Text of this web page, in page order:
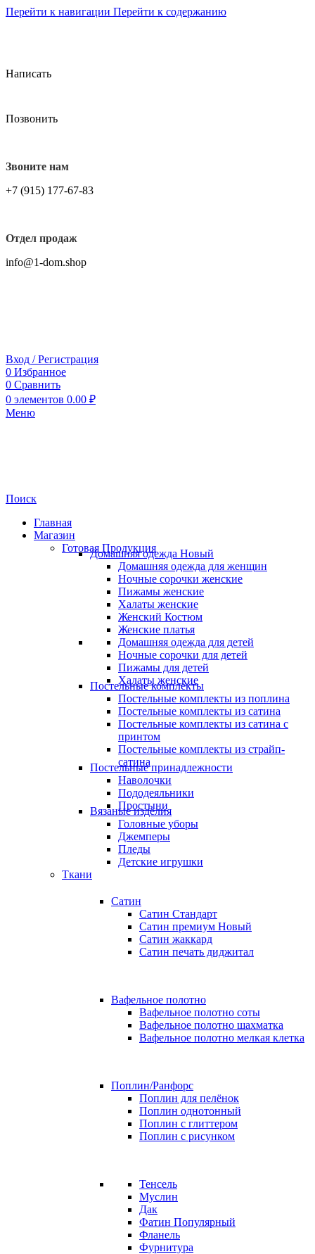
Перейти к навигации Перейти к содержанию
Написать
Позвонить
Звоните нам
+7 (915) 177-67-83
Отдел продаж
info@1-dom.shop
Вход / Регистрация
0 Избранное
0 Сравнить
0 элементов 0.00 ₽
Меню
Поиск
Главная
Магазин
Готовая Продукция
Домашняя одежда Новый
Домашняя одежда для женщин
Ночные сорочки женские
Пижамы женские
Халаты женские
Женский Костюм
Женские платья
Домашняя одежда для детей
Ночные сорочки для детей
Пижамы для детей
Халаты женские
Постельные комплекты
Постельные комплекты из поплина
Постельные комплекты из сатина
Постельные комплекты из сатина с
принтом
Постельные комплекты из страйп-
сатина
Постельные принадлежности
Наволочки
Пододеяльники
Простыни
Вязаные изделия
Головные уборы
Джемперы
Пледы
Детские игрушки
Ткани
Сатин
Сатин Стандарт
Сатин премиум Новый
Сатин жаккард
Сатин печать диджитал
Вафельное полотно
Вафельное полотно соты
Вафельное полотно шахматка
Вафельное полотно мелкая клетка
Поплин/Ранфорс
Поплин для пелёнок
Поплин однотонный
Поплин с глиттером
Поплин с рисунком
Тенсель
Муслин
Дак
Фатин Популярный
Фланель
Фурнитура